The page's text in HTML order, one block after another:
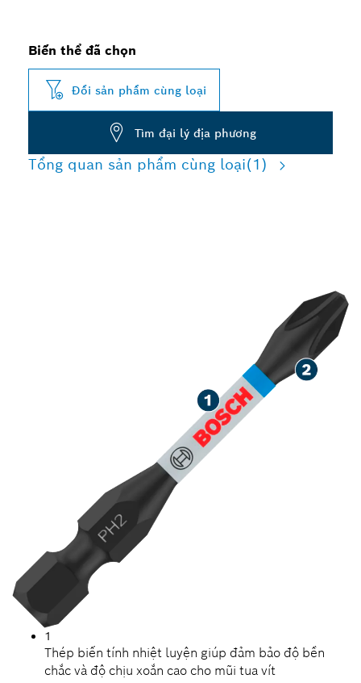
Biến thể đã chọn
Đổi sản phẩm cùng loại
Tìm đại lý địa phương
Tổng quan sản phẩm cùng loại(1)
1
Thép biến tính nhiệt luyện giúp đảm bảo độ bền
chắc và độ chịu xoắn cao cho mũi tua vít